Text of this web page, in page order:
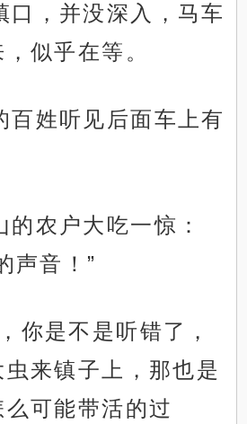
口，并没深入，马车
似乎在等。
百姓听见后面车上有
的农户大吃一惊：
声音！”
你是不是听错了，
来镇子上，那也是
可能带活的过